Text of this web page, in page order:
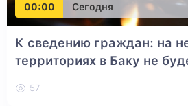
00:00 Сегодня
К сведению граждан: на
территориях в Баку не
57